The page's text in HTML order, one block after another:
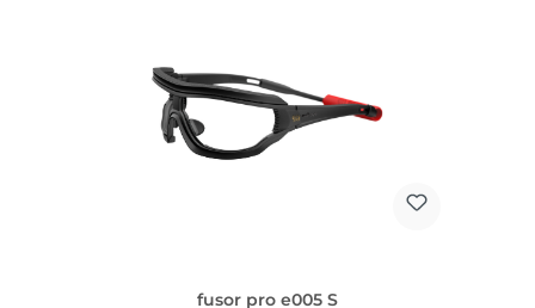
fusor pro e005 S